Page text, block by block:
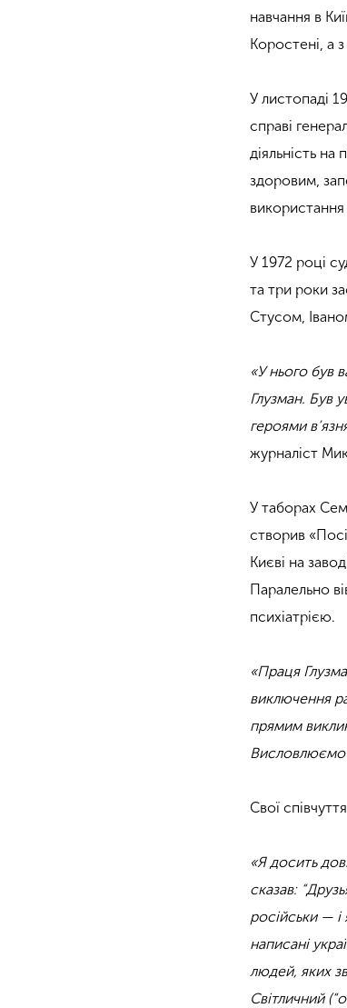
навчання в
Коростені, а
У листопаді
справі
діяльність
здоровим,
використання
У 1972 році
та три роки
Стусом,
«У нього був
Глузман. Був
героями
журналіст
У таборах
створив
Києві на
Паралельно
психіатрією.
«Праця
виключення
прямим
Висловлюємо
Свої
«Я досить
сказав:
російськи — і
написані
людей, яких
Світличний